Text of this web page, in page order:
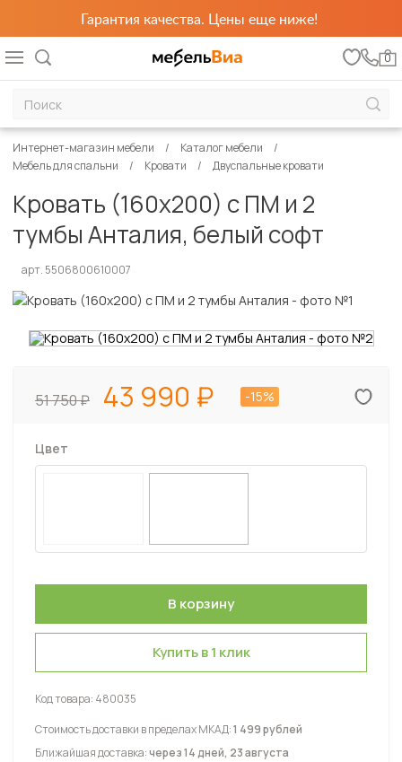
Гарантия качества. Цены еще ниже!
0
Интернет-магазин мебели
Каталог мебели
Мебель для спальни
Кровати Двуспальные кровати
Кровать (160х200) с ПМ и 2
тумбы Анталия, белый софт
арт. 5506800610007
51 750 43 990 -15%
Цвет
Купить в 1 клик
Код товара: 480035
Стоимость доставки в пределах МКАД:1 499 рублей
Ближайшая доставка:через 14 дней, 23 августа